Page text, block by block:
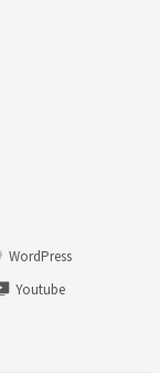
WordPress
Youtube